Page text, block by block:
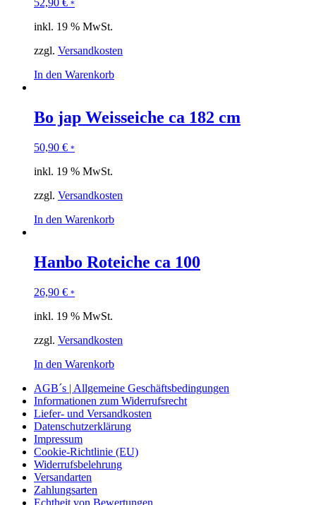
*
inkl. 19 % MwSt.
zzgl. Versandkosten
In den Warenkorb
Bo jap Weisseiche ca 182 cm
50,90 € *
inkl. 19 % MwSt.
zzgl. Versandkosten
In den Warenkorb
Hanbo Roteiche ca 100
26,90 € *
inkl. 19 % MwSt.
zzgl. Versandkosten
In den Warenkorb
AGB´s | Allgemeine Geschäftsbedingungen
Informationen zum Widerrufsrecht
Liefer- und Versandkosten
Datenschutzerklärung
Impressum
Cookie-Richtlinie (EU)
Widerrufsbelehrung
Versandarten
Zahlungsarten
Echtheit von Bewertungen